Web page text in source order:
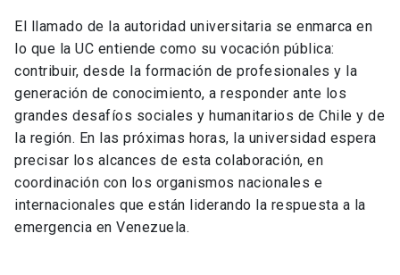
El llamado de la autoridad universitaria se enmarca en
lo que la UC entiende como su vocación pública:
contribuir, desde la formación de profesionales y la
generación de conocimiento, a responder ante los
grandes desafíos sociales y humanitarios de Chile y de
la región. En las próximas horas, la universidad espera
precisar los alcances de esta colaboración, en
coordinación con los organismos nacionales e
internacionales que están liderando la respuesta a la
emergencia en Venezuela.